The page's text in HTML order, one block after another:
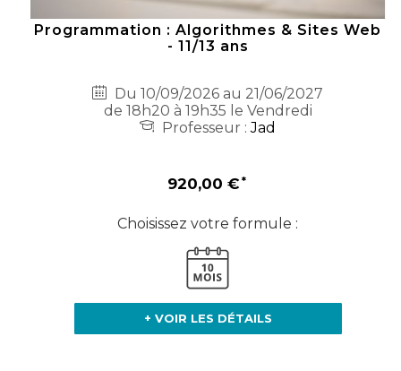
Programmation : Algorithmes & Sites Web
- 11/13 ans
Du 10/09/2026 au 21/06/2027
de 18h20 à 19h35 le Vendredi
Professeur :Jad
920,00 €
Choisissez votre formule :
+ VOIR LES DÉTAILS